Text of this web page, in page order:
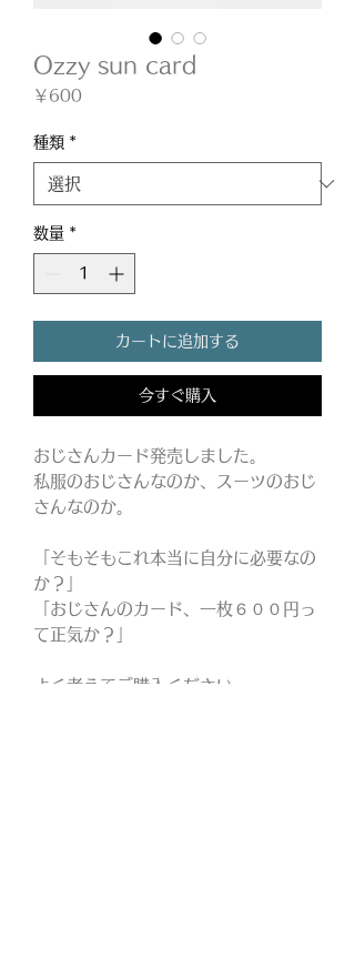
Ozzy sun card
￥600
種類 *
数量 *
カートに追加する
今すぐ購入
おじさんカード発売しました。
私服のおじさんなのか、スーツのおじ
さんなのか。
「そもそもこれ本当に自分に必要なの
か？」
「おじさんのカード、一枚６００円っ
て正気か？」
よく考えてご購入ください。